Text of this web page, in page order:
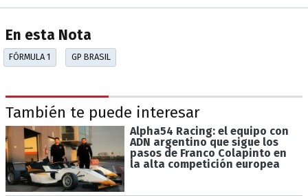
En esta Nota
FÓRMULA 1 GP BRASIL
También te puede interesar
Alpha54 Racing: el equipo con
ADN argentino que sigue los
pasos de Franco Colapinto en
la alta competición europea